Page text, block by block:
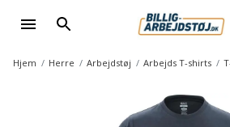
Hjem Herre Arbejdstøj Arbejds T-shirts